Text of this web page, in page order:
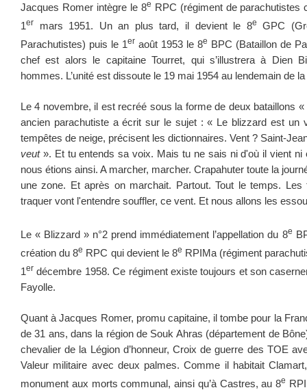
Jacques Romer intègre le 8e RPC (régiment de parachutistes
1er mars 1951. Un an plus tard, il devient le 8e
GPC
Parachutistes) puis le 1er août 1953 le 8e BPC (Bataillon de
chef est alors le capitaine Tourret, qui s’illustrera à Dien
hommes. L’unité est dissoute le 19 mai 1954 au lendemain de
Le 4 novembre, il est recréé sous la forme de deux bataillons «
ancien parachutiste a écrit sur le sujet : « Le blizzard est un
tempêtes de neige, précisent les dictionnaires. Vent ? Saint-
veut ». Et tu entends sa voix. Mais tu ne sais ni d'où il vient ni
nous étions ainsi. A marcher, marcher. Crapahuter toute la
une zone. Et après on marchait. Partout. Tout le temps. Les
traquer vont l'entendre souffler, ce vent. Et nous allons les
Le « Blizzard » n°2 prend immédiatement l’appellation du 8e
création du 8e RPC qui devient le 8e RPIMa (régiment
1er décembre 1958. Ce régiment existe toujours et son
Fayolle.
Quant à Jacques Romer, promu capitaine, il tombe pour la
de 31 ans, dans la région de Souk Ahras (département de
chevalier de la Légion d’honneur, Croix de guerre des TOE
Valeur militaire avec deux palmes. Comme il habitait
monument aux morts communal, ainsi qu’à Castres, au 8e